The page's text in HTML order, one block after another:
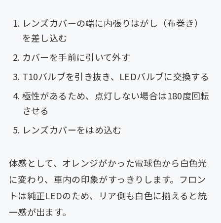
レンズカバーの端に内張りはがし（布巻き）
を差し込む
カバーを手前に引いて外す
T10バルブを引き抜き、LEDバルブに交換する
極性があるため、点灯しない場合は180度回転
させる
レンズカバーをはめ込む
体感として、オレンジがかった電球色から白色光
に変わり、車内の印象がすっきりします。フロン
トは純正LEDのため、リア側も白色に揃えると統
一感が出ます。